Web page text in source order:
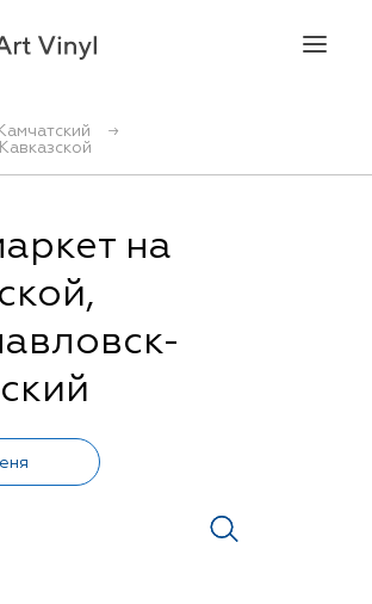
на
Art Vinyl
интерьера
в интерьере
Статьи